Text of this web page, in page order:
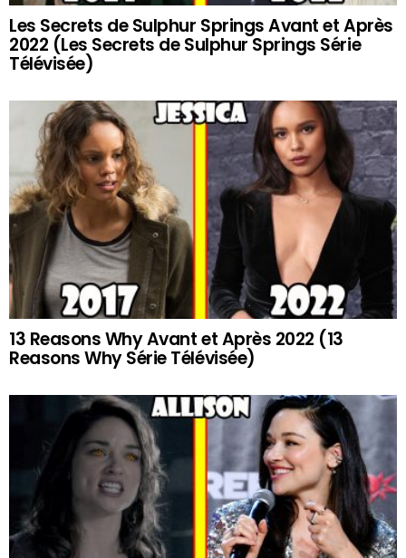
Les Secrets de Sulphur Springs Avant et Après
2022 (Les Secrets de Sulphur Springs Série
Télévisée)
13 Reasons Why Avant et Après 2022 (13
Reasons Why Série Télévisée)